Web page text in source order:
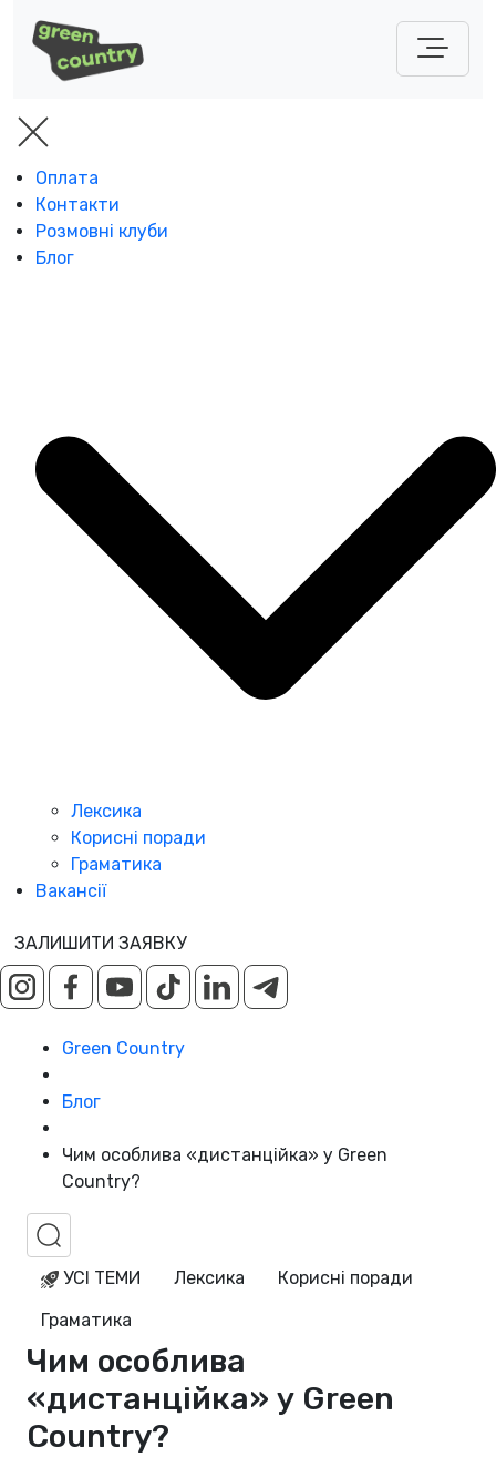
Оплата
Контакти
Розмовні клуби
Блог
Лексика
Корисні поради
Граматика
Вакансії
ЗАЛИШИТИ ЗАЯВКУ
Green Country
Блог
Чим особлива «дистанційка» у Green
Country?
УСІ ТЕМИ Лексика
Корисні поради
Граматика
Чим особлива
«дистанційка» у Green
Country?